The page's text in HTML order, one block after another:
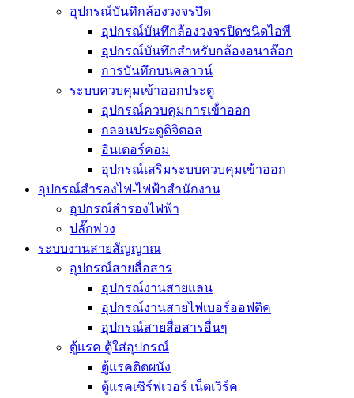
อุปกรณ์บันทึกล้องวงจรปิด
อุปกรณ์บันทึกล้องวงจรปิดชนิดไอพี
อุปกรณ์บันทึกสำหรับกล้องอนาล๊อก
การบันทึกบนคลาวน์
ระบบควบคุมเข้าออกประตู
อุปกรณ์ควบคุมการเข้่าออก
กลอนประตูดิจิตอล
อินเตอร์คอม
อุปกรณ์เสริมระบบควบคุมเข้าออก
อุปกรณ์สำรองไฟ-ไฟฟ้าสำนักงาน
อุปกรณ์สำรองไฟฟ้า
ปลั๊กพ่วง
ระบบงานสายสัญญาณ
อุปกรณ์สายสื่อสาร
อุปกรณ์งานสายแลน
อุปกรณ์งานสายไฟเบอร์ออฟติค
อุปกรณ์สายสื่อสารอื่นๆ
ตู้แรค ตู้ใส่อุปกรณ์
ตู้แรคติดผนัง
ตู้แรคเซิร์ฟเวอร์ เน็ตเวิร์ค